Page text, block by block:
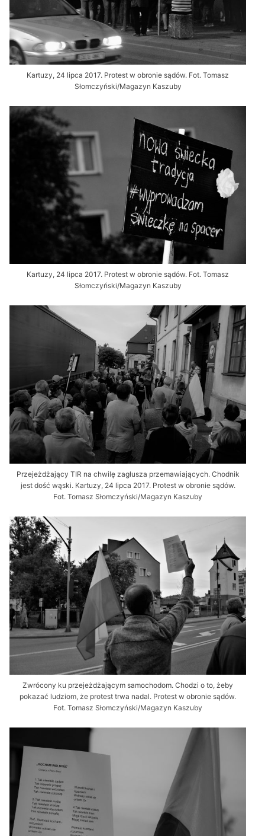
Kartuzy, 24 lipca 2017. Protest w obronie sądów. Fot. Tomasz
Słomczyński/Magazyn Kaszuby
Kartuzy, 24 lipca 2017. Protest w obronie sądów. Fot. Tomasz
Słomczyński/Magazyn Kaszuby
Przejeżdżający TIR na chwilę zagłusza przemawiających. Chodnik
jest dość wąski. Kartuzy, 24 lipca 2017. Protest w obronie sądów.
Fot. Tomasz Słomczyński/Magazyn Kaszuby
Zwrócony ku przejeżdżającym samochodom. Chodzi o to, żeby
pokazać ludziom, że protest trwa nadal. Protest w obronie sądów.
Fot. Tomasz Słomczyński/Magazyn Kaszuby